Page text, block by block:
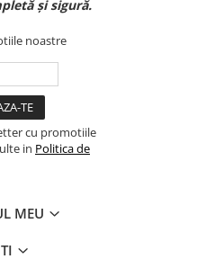
și sigură.
noastre
cu promotiile
in Politica de
MEU